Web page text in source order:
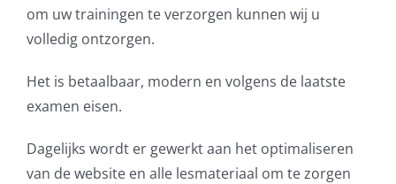
om uw trainingen te verzorgen kunnen wij u
volledig ontzorgen.
Het is betaalbaar, modern en volgens de laatste
examen eisen.
Dagelijks wordt er gewerkt aan het optimaliseren
van de website en alle lesmateriaal om te zorgen